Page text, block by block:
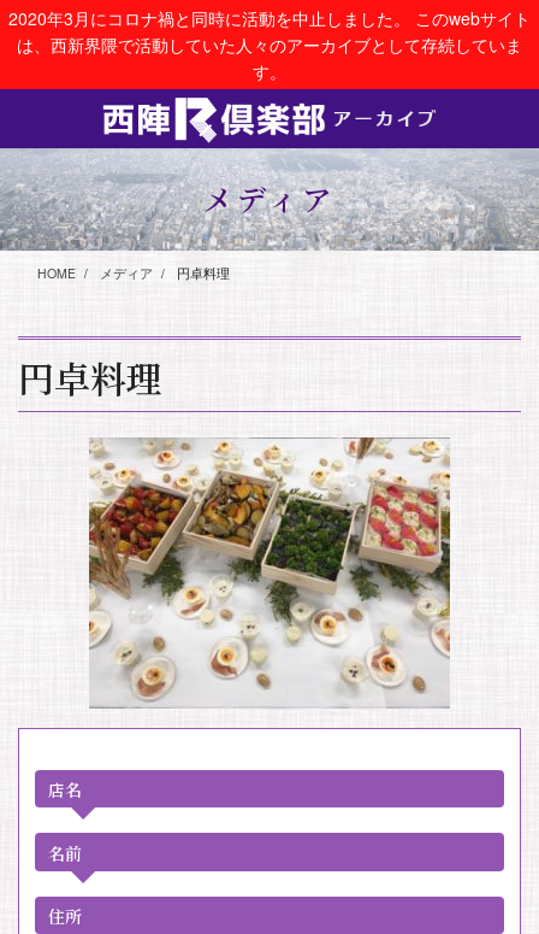
コ
ン
移
動
ナ
ー
ン
に
移
動
2020年3月にコロナ禍と同時に活動を中止しました。 このwebサイト
は、西新界隈で活動していた人々のアーカイブとして存続していま
す。
メディア
HOME メディア 円卓料理
円卓料理
店名
名前
住所